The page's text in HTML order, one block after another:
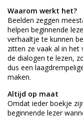
Waarom werkt het?
Beelden zeggen
helpen beginnende
verhaaltje te kunnen
zitten ze vaak al in het
de dialogen te lezen,
dus een
maken.
Altijd op maat
Omdat ieder boekje
beginnende lezer